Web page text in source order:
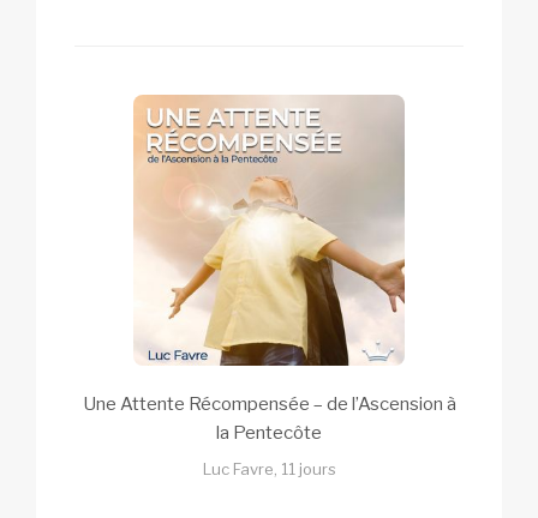
Une Attente Récompensée – de l’Ascension à
la Pentecôte
Luc Favre, 11 jours